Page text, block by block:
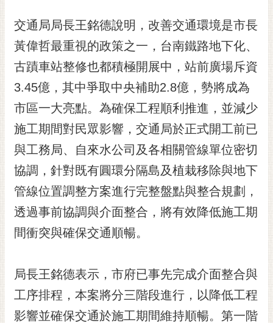
桐
花
祭
網
站
導
覽
訂
閱
RSS
訂
閱
電
子
市
民
信
箱
交通局局長王銘德說明，改善交通環境是市長
黃偉哲最重視的政策之一，台南鐵路地下化、
古蹟車站整修也都積極開展中，站前廣場斥資
3.45億，其中爭取中央補助2.8億，勢將成為
市區一大亮點。為確保工程順利推進，並減少
施工期間對民眾影響，交通局於正式開工前已
與工務局、自來水公司及各相關管線單位密切
協調，針對既有圓環分隔島及植栽移除與地下
管線位置調整方案進行完整盤點與整合規劃，
透過事前協調與介面整合，將有效降低施工期
間衝突與確保交通順暢。
局長王銘德表示，市府已事先完成介面整合與
工序排程，本案將分三階段進行，以降低工程
影響並確保交通於施工期間維持順暢。第一階